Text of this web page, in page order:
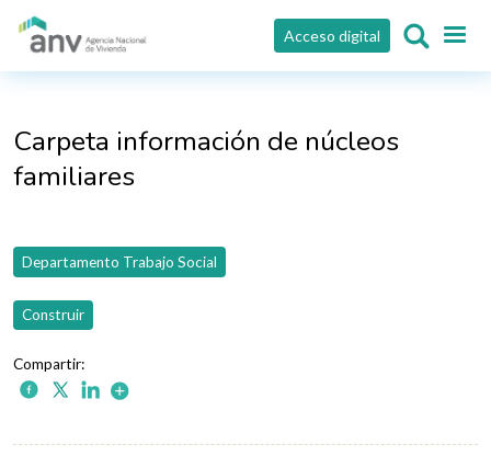
Pasar al contenido principal
Acceso digital
Carpeta información de núcleos
familiares
Departamento Trabajo Social
Construir